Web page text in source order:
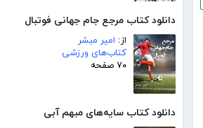
دانلود کتاب مرجع جام جهانی فوتبال
از: امیر مبشر
کتاب‌های ورزشی
۷۰ صفحه
دانلود کتاب سایه‌های مبهم آبی